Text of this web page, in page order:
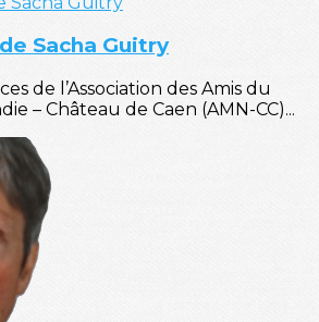
Sacha Guitry
de l’Association des Amis du
– Château de Caen (AMN-CC)...